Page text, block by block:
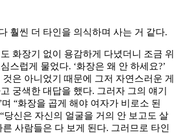
훨씬 더 타인을 의식하며 사는 거 같다.
화장기 없이 용감하게 다녔더니 조금 위
스럽게 물었다. ‘화장은 왜 안 하세요?’
은 아니었기 때문에 그저 자연스러운 게
궁색한 대답을 했다. 그러자 그의 얘기
“화장을 곱게 해야 여자가 비로소 된
당신은 자신의 얼굴을 거의 안 보고도 살
사람들은 다 보게 된다. 그러므로 타인